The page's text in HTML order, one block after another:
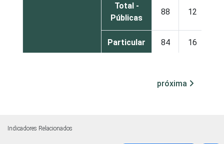
Total -
Públicas
88 12
Particular 84 16
Estudos para o Desenvolvimento da
brasileiras - TIC Educação 2017.
próxima
Indicadores Relacionados